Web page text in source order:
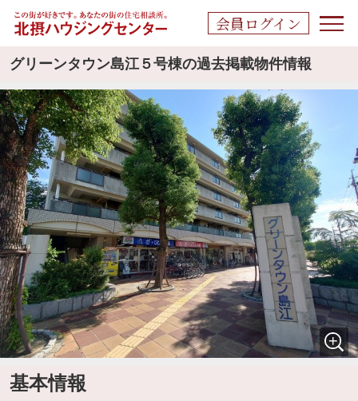
会員ログイン
グリーンタウン島江５号棟の過去掲載物件情報
基本情報